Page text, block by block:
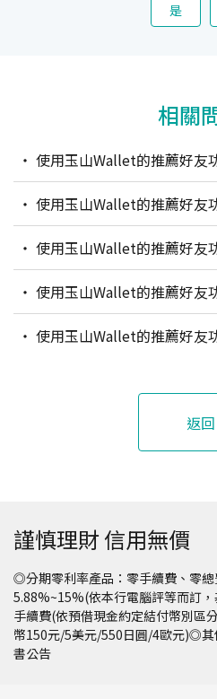
是
相關
已推薦好友？
用不了推薦碼？
時未使用推薦碼，是否可以補
用推薦碼A，但事後想變更為
返回
謹慎理財 信用無價
◎分期零利率產品：零手續費、零
5.88%~15%(依本行電腦評等而訂
手續費(依預借現金約定結付幣別區
幣150元/5美元/550日圓/4歐元)◎其
書公告